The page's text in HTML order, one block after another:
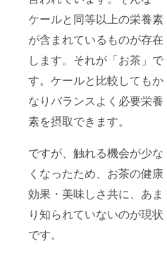
ケールと同等以上の栄養素
が含まれているものが存在
します。それが「お茶」で
す。ケールと比較してもか
なりバランスよく必要栄養
素を摂取できます。
ですが、触れる機会が少な
くなったため、お茶の健康
効果・美味しさ共に、あま
り知られていないのが現状
です。